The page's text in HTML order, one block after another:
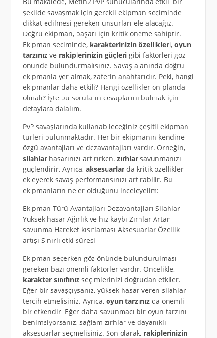
Bu makalede, Metin2 PvP sunucularında etkili bir
şekilde savaşmak için gerekli ekipman seçiminde
dikkat edilmesi gereken unsurları ele alacağız.
Doğru ekipman, başarı için kritik öneme sahiptir.
Ekipman seçiminde, karakterinizin özellikleri, oyun
tarzınızve rakiplerinizin güçlerigibi faktörleri göz
önünde bulundurmalısınız. Savaş alanında doğru
ekipmanla yer almak, zaferin anahtarıdır. Peki, hangi
ekipmanlar daha etkili? Hangi özellikler ön planda
olmalı? İşte bu soruların cevaplarını bulmak için
detaylara dalalım.
PvP savaşlarında kullanabileceğiniz çeşitli ekipman
türleri bulunmaktadır. Her bir ekipmanın kendine
özgü avantajları ve dezavantajları vardır. Örneğin,
silahlarhasarınızı artırırken, zırhlarsavunmanızı
güçlendirir. Ayrıca, aksesuarlarda kritik özellikler
ekleyerek savaş performansınızı artırabilir. Bu
ekipmanların neler olduğunu inceleyelim:
Ekipman Türü Avantajları Dezavantajları Silahlar
Yüksek hasar Ağırlık ve hız kaybı Zırhlar Artan
savunma Hareket kısıtlaması Aksesuarlar Özellik
artışı Sınırlı etki süresi
Ekipman seçerken göz önünde bulundurulması
gereken bazı önemli faktörler vardır. Öncelikle,
karakter sınıfınızseçimlerinizi doğrudan etkiler.
Eğer bir savaşçıysanız, yüksek hasar veren silahlar
tercih etmelisiniz. Ayrıca, oyun tarzınızda önemli
bir etkendir. Eğer daha savunmacı bir oyun tarzını
benimsiyorsanız, sağlam zırhlar ve dayanıklı
aksesuarlar seçmelisiniz. Son olarak, rakiplerinizin